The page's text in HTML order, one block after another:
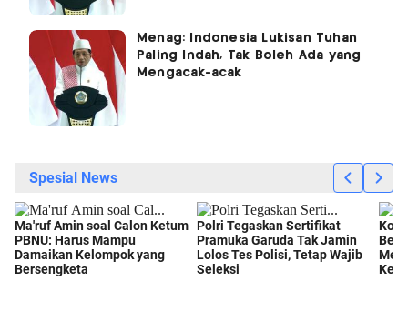
Menag: Indonesia Lukisan Tuhan
Paling Indah, Tak Boleh Ada yang
Mengacak-acak